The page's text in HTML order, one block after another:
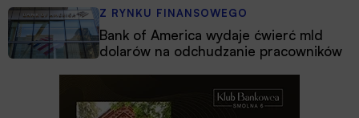
Z RYNKU FINANSOWEGO
Bank of America wydaje ćwierć mld
dolarów na odchudzanie pracowników